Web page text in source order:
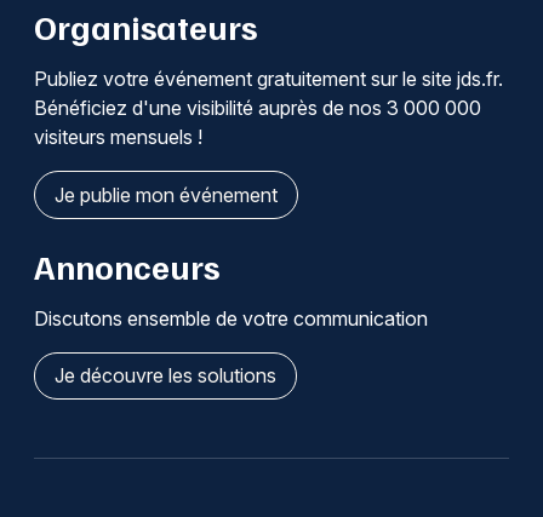
Organisateurs
Publiez votre événement gratuitement sur le site jds.fr.
Bénéficiez d'une visibilité auprès de nos 3 000 000
visiteurs mensuels !
Je publie mon événement
Annonceurs
Discutons ensemble de votre communication
Je découvre les solutions